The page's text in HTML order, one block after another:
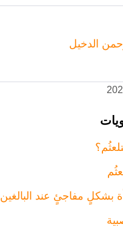
الدخيل
بشكلٍ مفاجئٍ عند البالغين